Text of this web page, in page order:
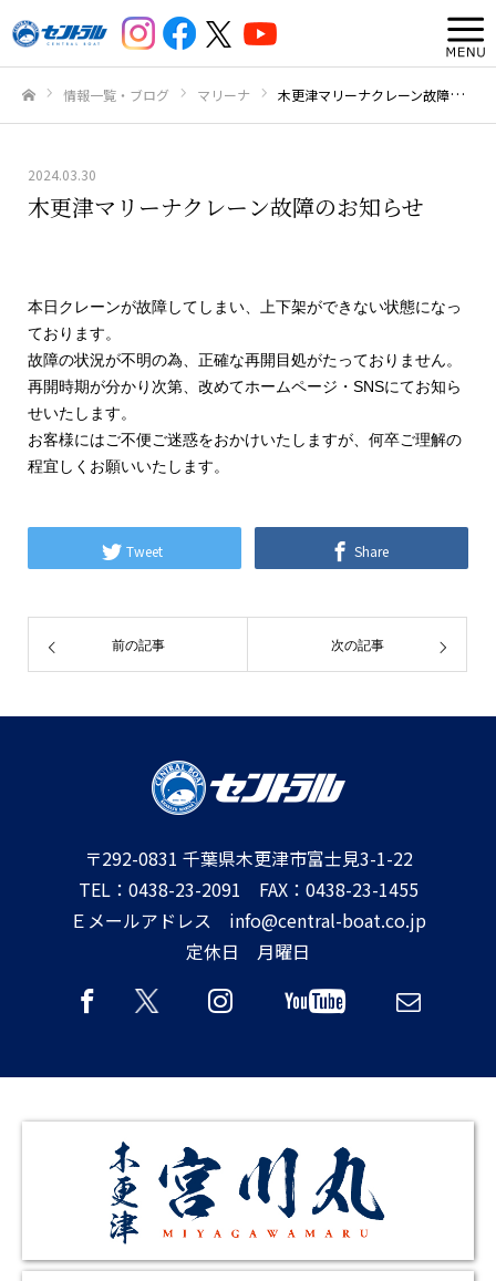
情報一覧・ブログ マリーナ 木更津マリーナクレーン故障のお知らせ
2024.03.30
木更津マリーナクレーン故障のお知らせ
本日クレーンが故障してしまい、上下架ができない状態になっ
ております。
故障の状況が不明の為、正確な再開目処がたっておりません。
再開時期が分かり次第、改めてホームページ・SNSにてお知ら
せいたします。
お客様にはご不便ご迷惑をおかけいたしますが、何卒ご理解の
程宜しくお願いいたします。
Tweet Share
前の記事 次の記事
〒292-0831 千葉県木更津市富士見3-1-22
TEL：0438-23-2091 FAX：0438-23-1455
Ｅメールアドレス info@central-boat.co.jp
定休日 月曜日